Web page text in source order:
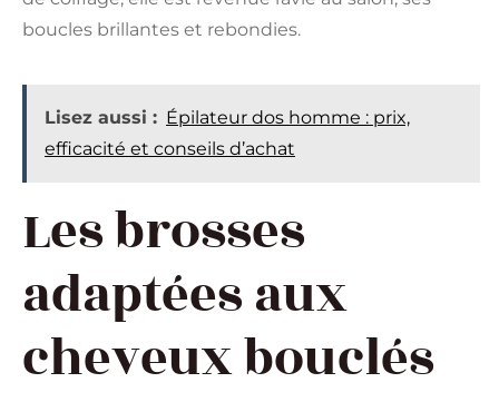
boucles brillantes et rebondies.
Lisez aussi : Épilateur dos homme : prix,
efficacité et conseils d’achat
Les brosses
adaptées aux
cheveux bouclés